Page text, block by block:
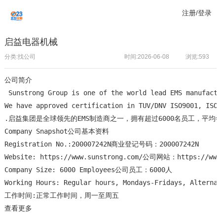
注册/登录
启益电器机械
分类:找公司 浏览:593
时间:2026-06-08
公司简介
Sunstrong Group is one of the world lead EMS
We have approved certification in TUV/DNV ISO9001,
.启益集团是全球领先的EMS制造商之一，拥有超过6000名员工，
Company Snapshot公司基本资料
Registration No.:200007242N商业登记号码：200007242N
Website: https://www.sunstrong.com/公司网站：https://
Company Size: 6000 Employees公司员工：6000人
Working Hours: Regular hours, Mondays-Fridays,
查看更多